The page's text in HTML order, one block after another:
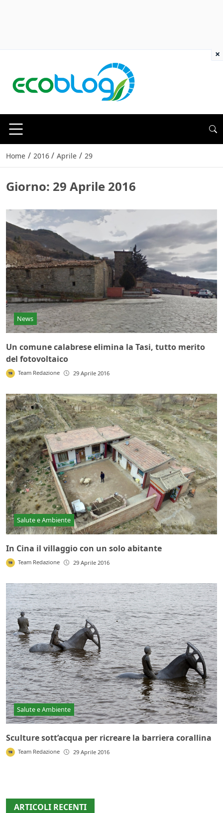
Home / 2016 / Aprile / 29
Giorno: 29 Aprile 2016
News
Un comune calabrese elimina la Tasi, tutto merito
del fotovoltaico
Team Redazione 29 Aprile 2016
Salute e Ambiente
In Cina il villaggio con un solo abitante
Team Redazione 29 Aprile 2016
Salute e Ambiente
Sculture sott’acqua per ricreare la barriera corallina
Team Redazione 29 Aprile 2016
ARTICOLI RECENTI
×